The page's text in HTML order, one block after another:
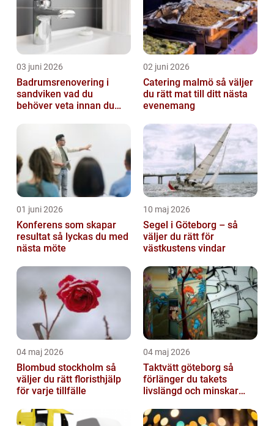
03 juni 2026
Badrumsrenovering i
sandviken vad du
behöver veta innan du
02 juni 2026
Catering malmö så väljer
du rätt mat till ditt nästa
evenemang
01 juni 2026
Konferens som skapar
resultat så lyckas du med
nästa möte
10 maj 2026
Segel i Göteborg – så
väljer du rätt för
västkustens vindar
04 maj 2026
Blombud stockholm så
väljer du rätt floristhjälp
för varje tillfälle
04 maj 2026
Taktvätt göteborg så
förlänger du takets
livslängd och minskar